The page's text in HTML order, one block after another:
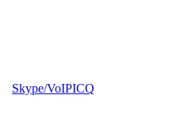
Skype/VoIPICQ